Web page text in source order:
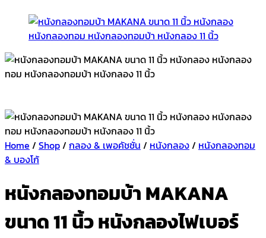
Home / Shop/ กลอง & เพอคัชชั่น / หนังกลอง/ หนังกลองทอม
& บองโก้
หนังกลองทอมบ้า MAKANA
ขนาด 11 นิ้ว หนังกลองไฟเบอร์